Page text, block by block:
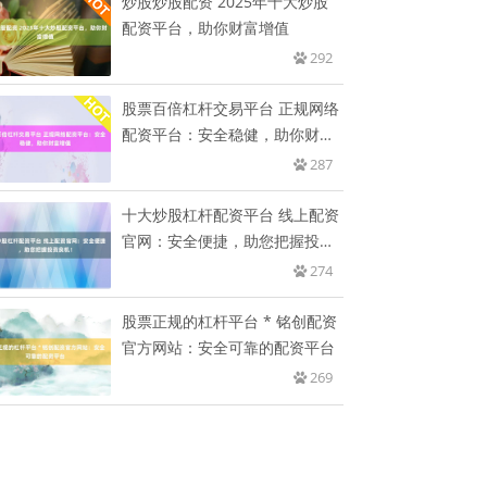
配资平台，助你财富增值
292
股票百倍杠杆交易平台 正规网络
配资平台：安全稳健，助你财富
287
十大炒股杠杆配资平台 线上配资
官网：安全便捷，助您把握投资
274
股票正规的杠杆平台 * 铭创配资
官方网站：安全可靠的配资平台
269